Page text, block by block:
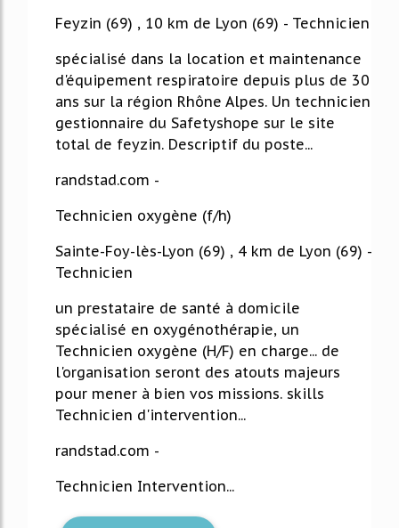
Feyzin (69) , 10 km de Lyon (69) - Technicien
spécialisé dans la location et maintenance
d'équipement respiratoire depuis plus de 30
ans sur la région Rhône Alpes. Un technicien
gestionnaire du Safetyshope sur le site
total de feyzin. Descriptif du poste...
randstad.com -
Technicien oxygène (f/h)
Sainte-Foy-lès-Lyon (69) , 4 km de Lyon (69) -
Technicien
un prestataire de santé à domicile
spécialisé en oxygénothérapie, un
Technicien oxygène (H/F) en charge... de
l'organisation seront des atouts majeurs
pour mener à bien vos missions. skills
Technicien d'intervention...
randstad.com -
Technicien Intervention...